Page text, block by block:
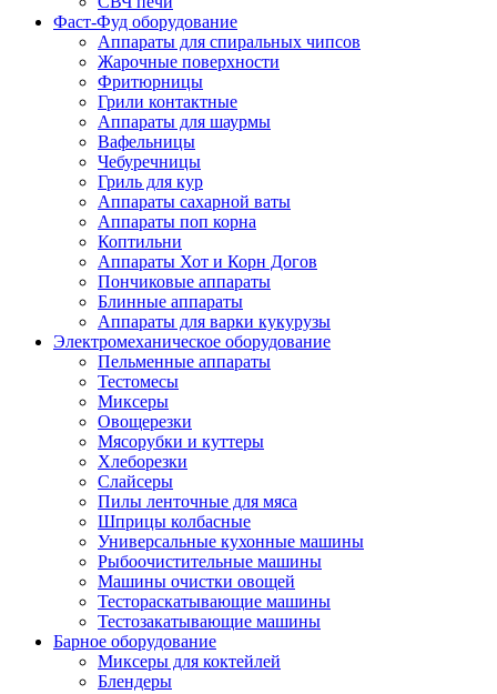
Фаст-Фуд оборудование
Аппараты для спиральных чипсов
Жарочные поверхности
Фритюрницы
Грили контактные
Аппараты для шаурмы
Вафельницы
Чебуречницы
Гриль для кур
Аппараты сахарной ваты
Аппараты поп корна
Коптильни
Аппараты Хот и Корн Догов
Пончиковые аппараты
Блинные аппараты
Аппараты для варки кукурузы
Электромеханическое оборудование
Пельменные аппараты
Тестомесы
Миксеры
Овощерезки
Мясорубки и куттеры
Хлеборезки
Слайсеры
Пилы ленточные для мяса
Шприцы колбасные
Универсальные кухонные машины
Рыбоочистительные машины
Машины очистки овощей
Тестораскатывающие машины
Тестозакатывающие машины
Барное оборудование
Миксеры для коктейлей
Блендеры